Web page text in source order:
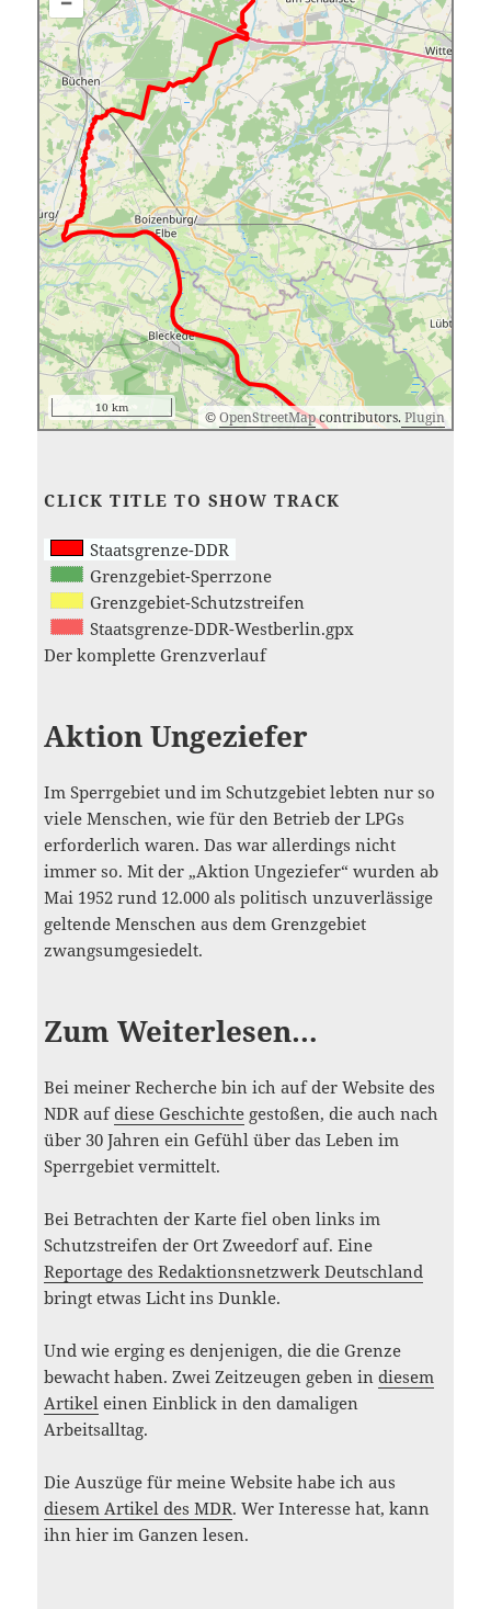
©OpenStreetMapcontributors.Plugin
10 km
CLICK TITLE TO SHOW TRACK
Staatsgrenze-DDR
Grenzgebiet-Sperrzone
Grenzgebiet-Schutzstreifen
Staatsgrenze-DDR-Westberlin.gpx
Der komplette Grenzverlauf
Aktion Ungeziefer
Im Sperrgebiet und im Schutzgebiet lebten nur so
viele Menschen, wie für den Betrieb der LPGs
erforderlich waren. Das war allerdings nicht
immer so. Mit der „Aktion Ungeziefer“ wurden ab
Mai 1952 rund 12.000 als politisch unzuverlässige
geltende Menschen aus dem Grenzgebiet
zwangsumgesiedelt.
Zum Weiterlesen…
Bei meiner Recherche bin ich auf der Website des
NDR aufdiese Geschichte gestoßen, die auch nach
über 30 Jahren ein Gefühl über das Leben im
Sperrgebiet vermittelt.
Bei Betrachten der Karte fiel oben links im
Schutzstreifen der Ort Zweedorf auf. Eine
Reportage des Redaktionsnetzwerk Deutschland
bringt etwas Licht ins Dunkle.
Und wie erging es denjenigen, die die Grenze
bewacht haben. Zwei Zeitzeugen geben indiesem
Artikel einen Einblick in den damaligen
Arbeitsalltag.
Die Auszüge für meine Website habe ich aus
diesem Artikel des MDR. Wer Interesse hat, kann
ihn hier im Ganzen lesen.